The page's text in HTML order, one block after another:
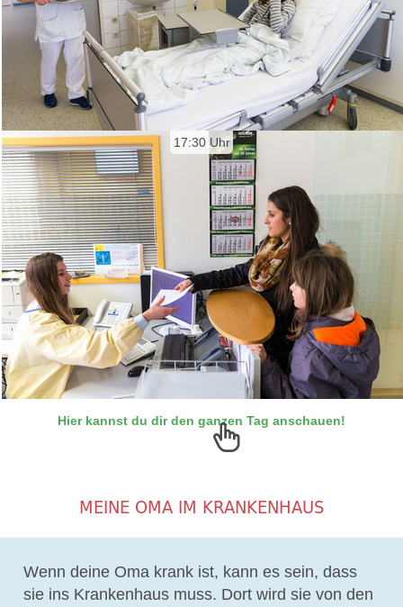
Hier kannst du dir den ganzen Tag anschauen!
MEINE OMA IM KRANKENHAUS
Wenn deine Oma krank ist, kann es sein, dass
sie ins Krankenhaus muss. Dort wird sie von den